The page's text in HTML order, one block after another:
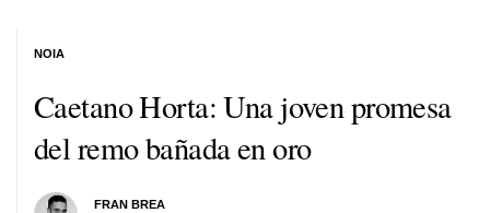
Caetano Horta: Una joven promesa
del remo bañada en oro
FRAN BREA
NOIA